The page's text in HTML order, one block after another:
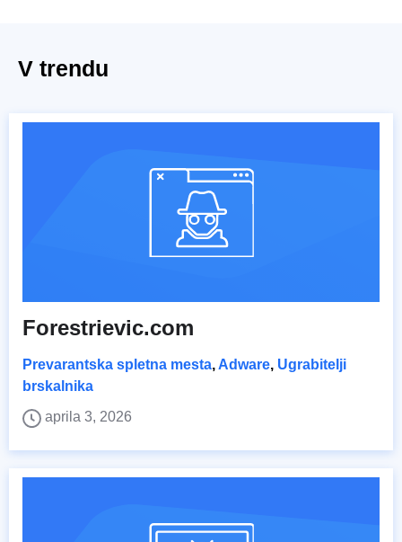
V trendu
Forestrievic.com
Prevarantska spletna mesta,Adware, Ugrabitelji
brskalnika
aprila 3, 2026